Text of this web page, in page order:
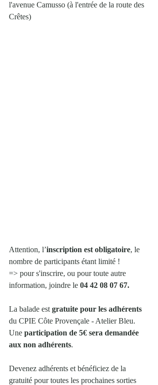
l'avenue Camusso (à l'entrée de la route des
Crêtes)
Attention, l’inscription est obligatoire, le
nombre de participants étant limité !
=> pour s'inscrire, ou pour toute autre
information, joindre le 04 42 08 07 67.
La balade est gratuite pour les adhérents
du CPIE Côte Provençale - Atelier Bleu.
Une participation de 5€ sera demandée
aux non adhérents.
Devenez adhérents et bénéficiez de la
gratuité pour toutes les prochaines sorties